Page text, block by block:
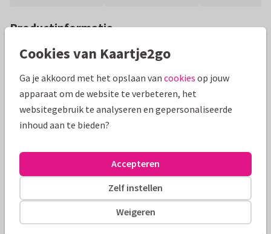
Productinformatie
Een liefelijke bedankkaart, met een leuke woordspeling. Een
De tekst aanpasbaar naar wens.
Alle kaarten zijn helemaal naar wens aan te passen
Formaten en prijzen
10 x 10 cm 14 x 14 cm 21 x 21 cm
Aantal Prijs p/s Korting
Cookies van Kaartje2go
Ga je akkoord met het opslaan van cookies op jouw
apparaat om de website te verbeteren, het
websitegebruik te analyseren en gepersonaliseerde
inhoud aan te bieden?
Weigeren
Zelf instellen
Accepteren